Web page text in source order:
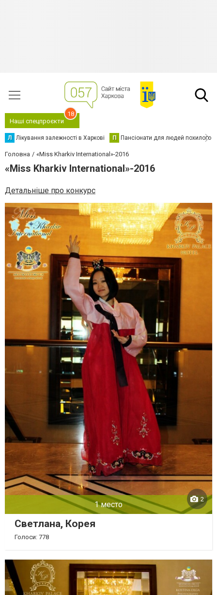
Наші спецпроєкти
18
Л Лікування залежності в Харкові П Пансіонати для людей похилого
Головна «Miss Kharkiv International»-2016
«Miss Kharkiv International»-2016
1 место
2
Светлана, Корея
Голоси: 778
Детальніше про конкурс